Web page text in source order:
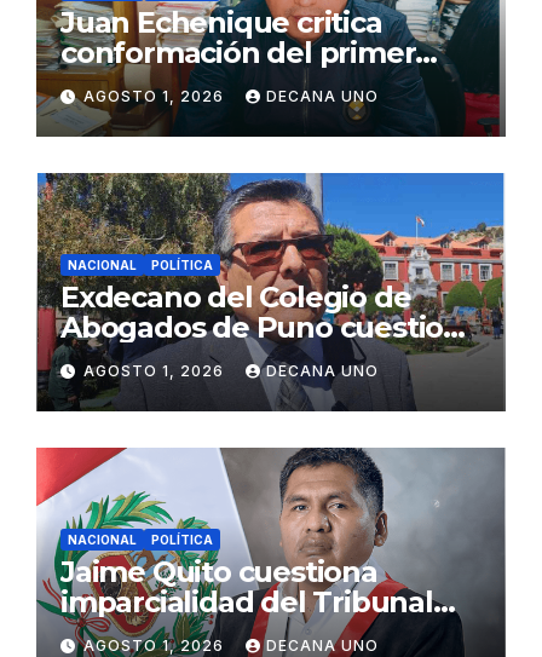
Juan Echenique critica
conformación del primer
gabinete ministerial de Keiko
Fujimori
AGOSTO 1, 2026 DECANA UNO
NACIONAL POLÍTICA
Exdecano del Colegio de
Abogados de Puno cuestiona
propuestas sobre seguridad
ciudadana
AGOSTO 1, 2026 DECANA UNO
NACIONAL POLÍTICA
Jaime Quito cuestiona
imparcialidad del Tribunal
Constitucional tras liberación
AGOSTO 1, 2026 DECANA UNO